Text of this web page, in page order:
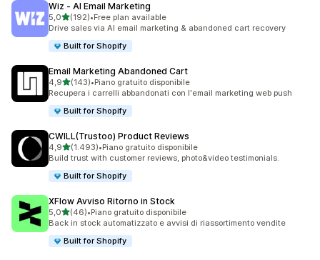
Wiz ‑ AI Email Marketing
5,0stelle su 5
(192)
192 recensioni totali
•Free plan available
Drive sales via AI email marketing & abandoned cart recovery
Built for Shopify
Email Marketing Abandoned Cart
4,9stelle su 5
(143)
143 recensioni totali
•Piano gratuito disponibile
Recupera i carrelli abbandonati con l'email marketing web push
Built for Shopify
CWILL(Trustoo) Product Reviews
4,9stelle su 5
(1.493)
1493 recensioni totali
•Piano gratuito disponibile
Build trust with customer reviews, photo&video testimonials.
Built for Shopify
XFlow Avviso Ritorno in Stock
5,0stelle su 5
(46)
46 recensioni totali
•Piano gratuito disponibile
Back in stock automatizzato e avvisi di riassortimento vendite
Built for Shopify